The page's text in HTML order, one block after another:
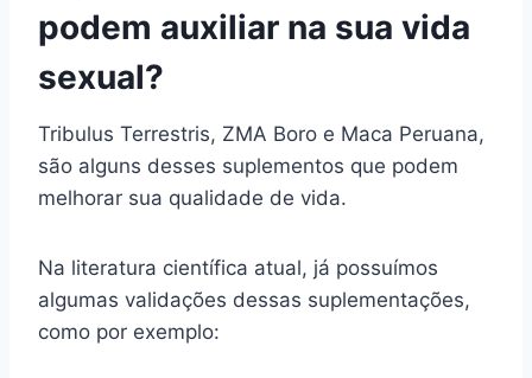
podem auxiliar na sua vida
sexual?
Tribulus Terrestris, ZMA Boro e Maca Peruana,
são alguns desses suplementos que podem
melhorar sua qualidade de vida.
Na literatura científica atual, já possuímos
algumas validações dessas suplementações,
como por exemplo: